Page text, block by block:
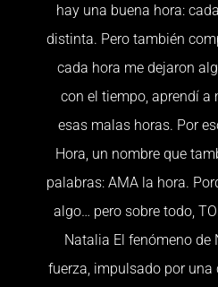
hay una buena hora:
distinta. Pero también
cada hora me dejaron
con el tiempo, aprendí
esas malas horas. Por
Hora, un nombre que
palabras: AMA la hora.
algo… pero sobre todo,
Natalia El fenómeno de
fuerza, impulsado por